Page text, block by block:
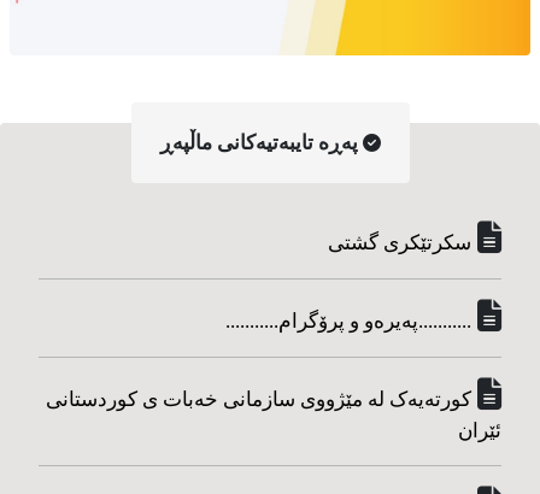
په‌ڕه‌ تایبه‌تیه‌کانی ماڵپه‌ڕ
سکرتێکری گشتی
...........په‌یره‌و و پرۆگرام...........
کورته‌یه‌ک له مێژووی سازمانی خه‌بات ی کوردستانی
ئێران